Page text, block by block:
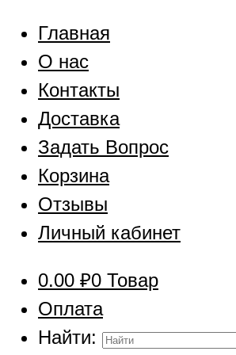
Главная
О нас
Контакты
Доставка
Задать Вопрос
Корзина
Отзывы
Личный кабинет
0.00 ₽0 Товар
Оплата
Найти: